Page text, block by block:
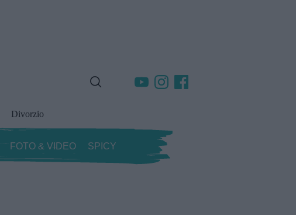
Divorzio
FOTO & VIDEO SPICY